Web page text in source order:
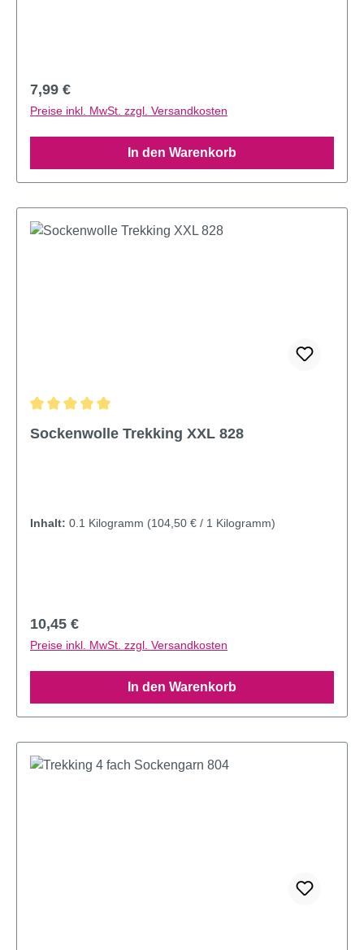
Regulärer Preis:
7,99 €
Preise inkl. MwSt. zzgl. Versandkosten
In den Warenkorb
Sockenwolle Trekking XXL 828
Inhalt: 0.1 Kilogramm (104,50 € / 1 Kilogramm)
Regulärer Preis:
10,45 €
Preise inkl. MwSt. zzgl. Versandkosten
In den Warenkorb